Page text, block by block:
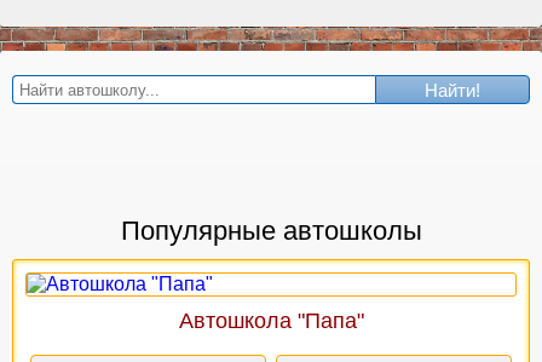
Найти!
Популярные автошколы
Автошкола "Папа"